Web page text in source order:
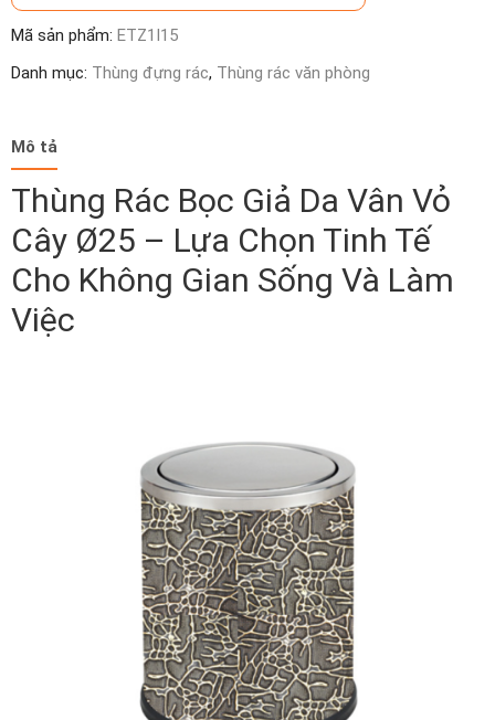
vân
vỏ
cây
lượng
Mã sản phẩm: ETZ1I15
Danh mục: Thùng đựng rác, Thùng rác văn phòng
Mô tả
Thùng Rác Bọc Giả Da Vân Vỏ
Cây Ø25 – Lựa Chọn Tinh Tế
Cho Không Gian Sống Và Làm
Việc